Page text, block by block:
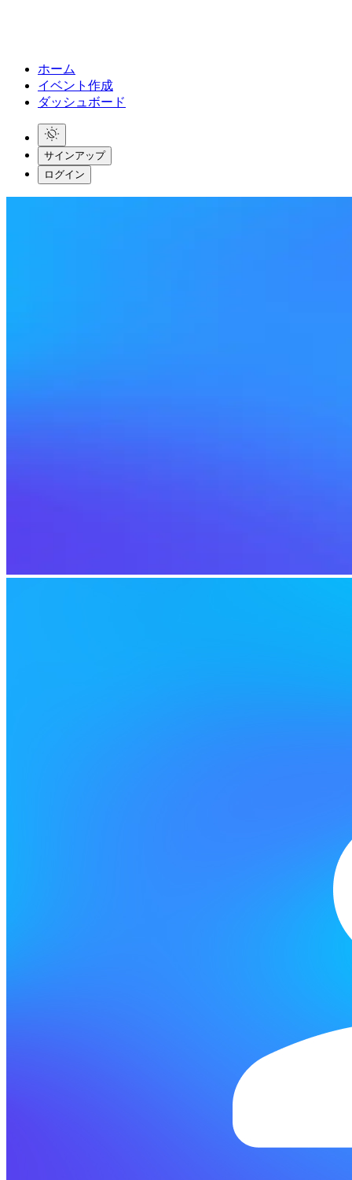
ホーム
イベント作成
ダッシュボード
サインアップ
ログイン